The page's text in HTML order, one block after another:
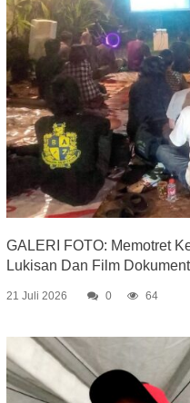
GALERI FOTO: Memotret
Lukisan Dan Film
21 Juli 2026 0 64